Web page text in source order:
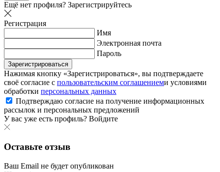
Ещё нет профиля? Зарегистрируйтесь
Регистрация
Имя
Электронная почта
Пароль
Зарегистрироваться
Нажимая кнопку «Зарегистрироваться», вы подтверждаете
своё согласие с пользовательским соглашениеми условиями
обработки персональных данных
Подтверждаю согласие на получение информационных
рассылок и персональных предложений
У вас уже есть профиль? Войдите
Оставьте отзыв
Ваш Email не будет опубликован